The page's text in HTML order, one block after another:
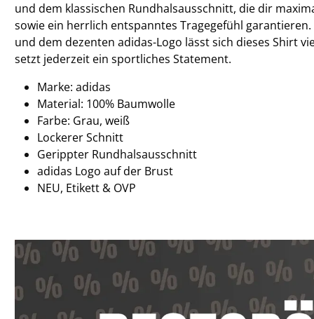
und dem klassischen Rundhalsausschnitt, die dir
sowie ein herrlich entspanntes Tragegefühl
und dem dezenten adidas-Logo lässt sich dieses Shirt
setzt jederzeit ein sportliches Statement.
Marke: adidas
Material: 100% Baumwolle
Farbe: Grau, weiß
Lockerer Schnitt
Gerippter Rundhalsausschnitt
adidas Logo auf der Brust
NEU, Etikett & OVP